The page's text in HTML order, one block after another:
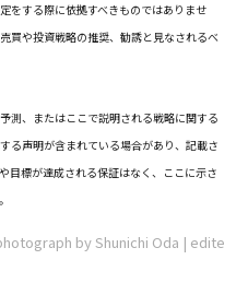
をする際に依拠すべきものではありませ
買や投資戦略の推奨、勧誘と見なされるべ
測、またはここで説明される戦略に関する
る声明が含まれている場合があり、記載さ
目標が達成される保証はなく、ここに示さ
by Shunichi Oda | edite